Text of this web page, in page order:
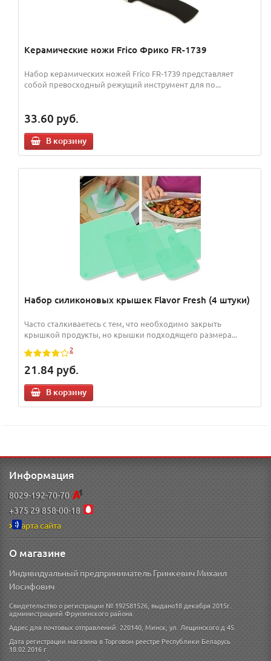
Керамические ножи Frico Фрико FR-1739
Набор керамических ножей Frico FR-1739 представляет
собой превосходный режущий инструмент для по...
33.60 руб.
В корзину
Набор силиконовых крышек Flavor Fresh (4 штуки)
Часто сталкиваетесь с тем, что необходимо закрыть
крышкой продукты, но крышки подходящего размера...
2
21.84 руб.
В корзину
Информация
8029-192-70-70
+375 29 858-00-18
Карта сайта
О магазине
Индивидуальный предприниматель Гринкевич Михаил
Иосифович
Свидетельство о регистрации № 192581526, выдано18 декабря 2015г.
администрацией Фрунзенского района.
Адрес для почтовых отправлений: 220140, Минск, ул. Лещинского д 45.
Дата регистрации магазина в Торговом реестре Республики Беларусь
18.02.2016 г